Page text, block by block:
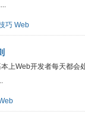
巧 Web
上Web开发者每天都会